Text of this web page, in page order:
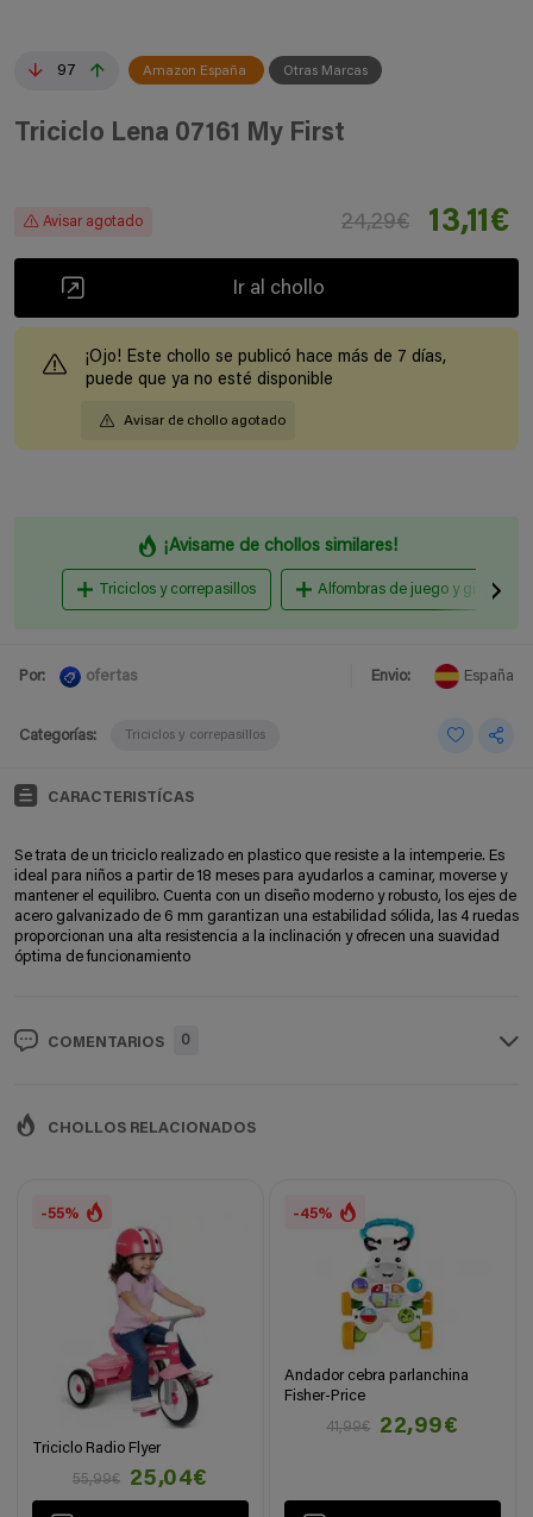
97 Amazon España Otras Marcas
Triciclo Lena 07161 My First
Avisar agotado 24,29€ 13,11€
Ir al chollo
¡Ojo! Este chollo se publicó hace más de 7 días,
puede que ya no esté disponible
Avisar de chollo agotado
¡Avisame de chollos similares!
Triciclos y correpasillos Alfombras de juego y
Por: ofertas Envio: España
Categorías: Triciclos y correpasillos
CARACTERISTÍCAS
Se trata de un triciclo realizado en plastico que resiste a la intemperie. Es
ideal para niños a partir de 18 meses para ayudarlos a caminar, moverse y
mantener el equilibro. Cuenta con un diseño moderno y robusto, los ejes de
acero galvanizado de 6 mm garantizan una estabilidad sólida, las 4 ruedas
proporcionan una alta resistencia a la inclinación y ofrecen una suavidad
óptima de funcionamiento
COMENTARIOS 0
CHOLLOS RELACIONADOS
-55%
Triciclo Radio Flyer
55,99€
25,04€
-45%
Andador cebra parlanchina
Fisher-Price
41,99€
22,99€